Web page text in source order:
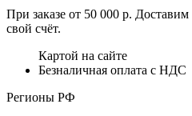
При заказе от 50 000 р.
свой счёт.
Картой на сайте
Безналичная оплата с НДС
Регионы РФ